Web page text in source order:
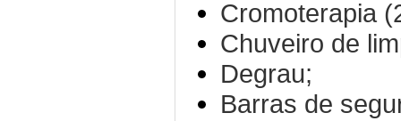
Cromoterapia
Chuveiro de
Degrau;
Barras de